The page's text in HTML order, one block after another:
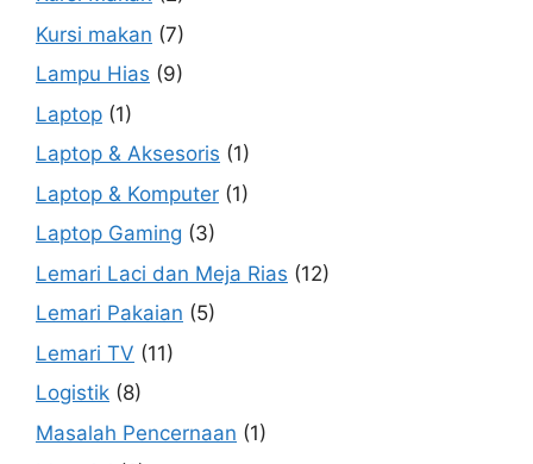
Kursi makan (7)
Lampu Hias (9)
Laptop (1)
Laptop & Aksesoris (1)
Laptop & Komputer (1)
Laptop Gaming (3)
Lemari Laci dan Meja Rias (12)
Lemari Pakaian (5)
Lemari TV (11)
Logistik (8)
Masalah Pencernaan (1)